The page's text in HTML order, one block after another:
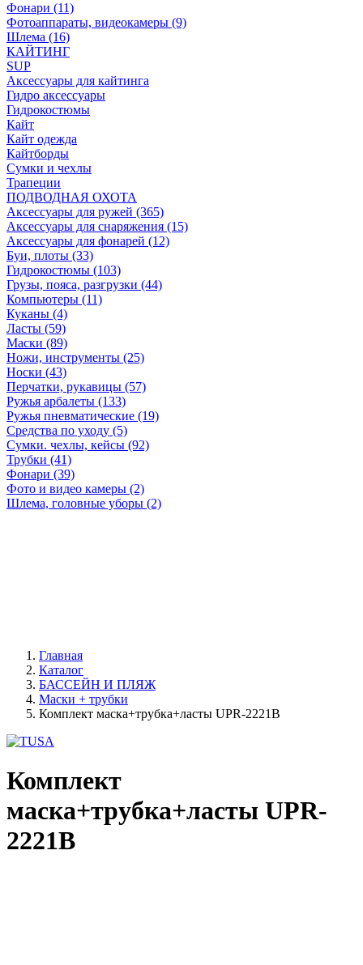
Фонари (11)
Фотоаппараты, видеокамеры (9)
Шлема (16)
КАЙТИНГ
SUP
Аксессуары для кайтинга
Гидро аксессуары
Гидрокостюмы
Кайт
Кайт одежда
Кайтборды
Сумки и чехлы
Трапеции
ПОДВОДНАЯ ОХОТА
Аксессуары для ружей (365)
Аксессуары для снаряжения (15)
Аксессуары для фонарей (12)
Буи, плоты (33)
Гидрокостюмы (103)
Грузы, пояса, разгрузки (44)
Компьютеры (11)
Куканы (4)
Ласты (59)
Маски (89)
Ножи, инструменты (25)
Носки (43)
Перчатки, рукавицы (57)
Ружья арбалеты (133)
Ружья пневматические (19)
Средства по уходу (5)
Сумки. чехлы, кейсы (92)
Трубки (41)
Фонари (39)
Фото и видео камеры (2)
Шлема, головные уборы (2)
Главная
Каталог
БАССЕЙН И ПЛЯЖ
Маски + трубки
Комплект маска+трубка+ласты UPR-2221B
Комплект
маска+трубка+ласты UPR-
2221B